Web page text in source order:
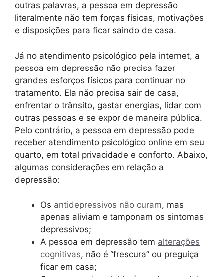
outras palavras, a pessoa em depressão
literalmente não tem forças físicas, motivações
e disposições para ficar saindo de casa.
Já no atendimento psicológico pela internet, a
pessoa em depressão não precisa fazer
grandes esforços físicos para continuar no
tratamento. Ela não precisa sair de casa,
enfrentar o trânsito, gastar energias, lidar com
outras pessoas e se expor de maneira pública.
Pelo contrário, a pessoa em depressão pode
receber atendimento psicológico online em seu
quarto, em total privacidade e conforto. Abaixo,
algumas considerações em relação a
depressão:
Os antidepressivos não curam, mas
apenas aliviam e tamponam os sintomas
depressivos;
A pessoa em depressão tem alterações
cognitivas, não é “frescura” ou preguiça
ficar em casa;